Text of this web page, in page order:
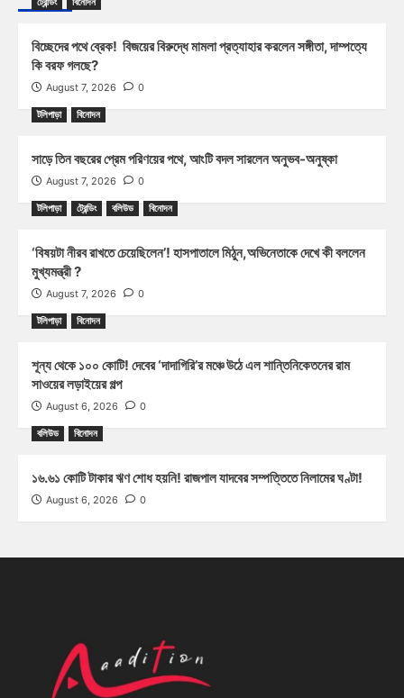
বিচ্ছেদের পথে ব্রেক! বিজয়ের বিরুদ্ধে মামলা প্রত্যাহার করলেন সঙ্গীতা, দাম্পত্যে
কি বরফ গলছে?
August 7, 2026 0
টলিপাড়া বিনোদন
সাড়ে তিন বছরের প্রেম পরিণয়ের পথে, আংটি বদল সারলেন অনুভব-অনুষ্কা
August 7, 2026 0
টলিপাড়া ট্রেন্ডিং বলিউড বিনোদন
‘বিষয়টা নীরব রাখতে চেয়েছিলেন’! হাসপাতালে মিঠুন,অভিনেতাকে দেখে কী বললেন
মুখ্যমন্ত্রী ?
August 7, 2026 0
টলিপাড়া বিনোদন
শূন্য থেকে ১০০ কোটি! দেবের ‘দাদাগিরি’র মঞ্চে উঠে এল শান্তিনিকেতনের রাম
সাওয়ের লড়াইয়ের গল্প
August 6, 2026 0
বলিউড বিনোদন
১৬.৬১ কোটি টাকার ঋণ শোধ হয়নি! রাজপাল যাদবের সম্পত্তিতে নিলামের ঘণ্টা!
August 6, 2026 0